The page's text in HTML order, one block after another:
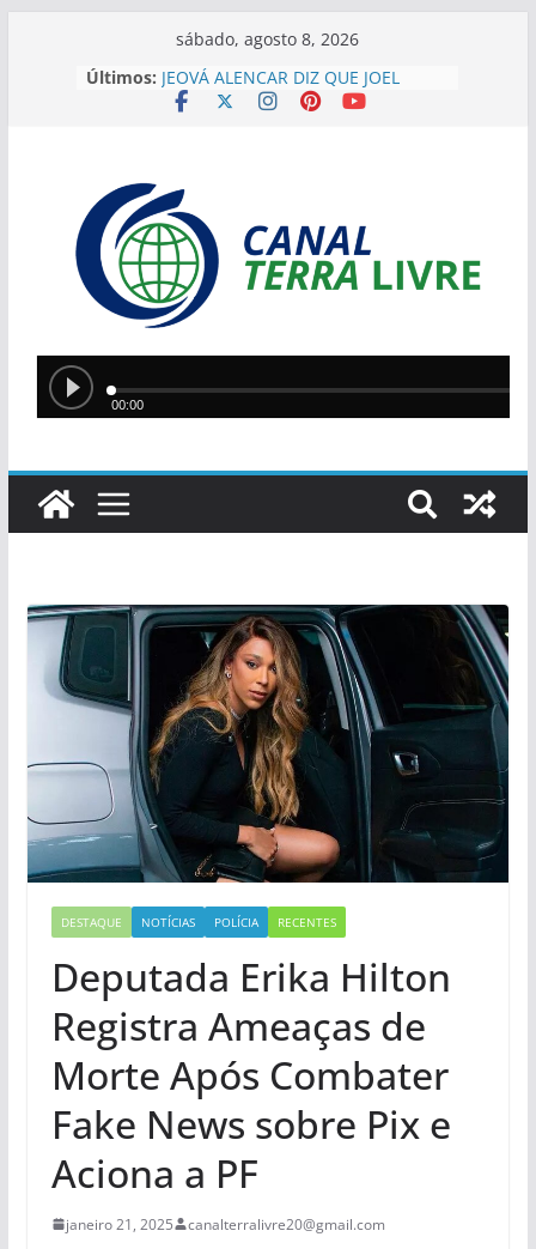
sábado, agosto 8, 2026
Últimos: JEOVÁ ALENCAR DIZ QUE JOEL
RODRIGUES REPRESENTA
JUSTIFICAR DESAFIOS DA GESTÃO
EM TERESINA
SÍLVIO MENDES ELOGIA JOEL
RODRIGUES: ” JÁ ESTOU COM
CIÚMES. É MUITO MELHOR DO QUE
EU”
ASSALTANTE NA ZONA SUDESTE
Silvio Mendes anuncia
DESTAQUE NOTÍCIAS POLÍCIA RECENTES
Deputada Erika Hilton
Registra Ameaças de
Morte Após Combater
Fake News sobre Pix e
Aciona a PF
janeiro 21, 2025 canalterralivre20@gmail.com